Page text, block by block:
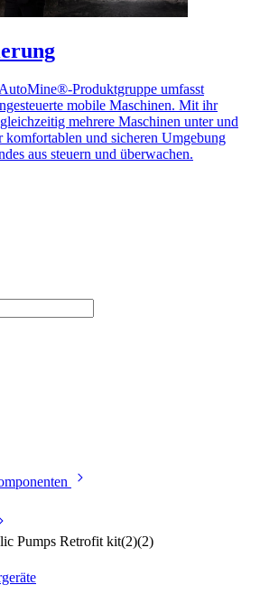
Produktgruppe umfasst
mobile Maschinen. Mit ihr
mehrere Maschinen unter und
komfortablen und sicheren Umgebung
aus steuern und überwachen.
Pumps Retrofit kit​(2)(2)